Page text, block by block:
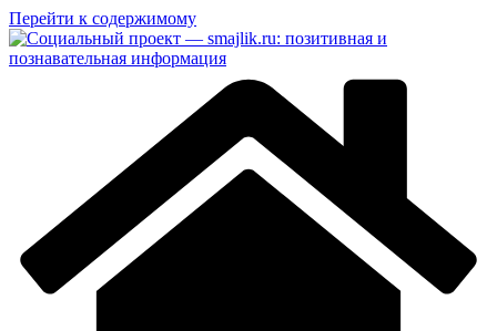
Перейти к содержимому